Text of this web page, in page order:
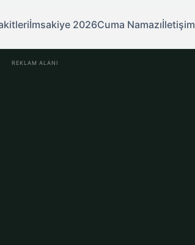
İmsakiye 2026Cuma Namazıİletişim
REKLAM ALANI